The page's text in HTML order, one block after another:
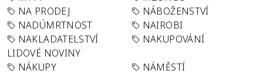
NA PRODEJ
NÁBOŽENSTVÍ
NADÚMRTNOST
NAIROBI
NAKLADATELSTVÍ
LIDOVÉ NOVINY
NAKUPOVÁNÍ
NÁKUPY
NÁMĚSTÍ